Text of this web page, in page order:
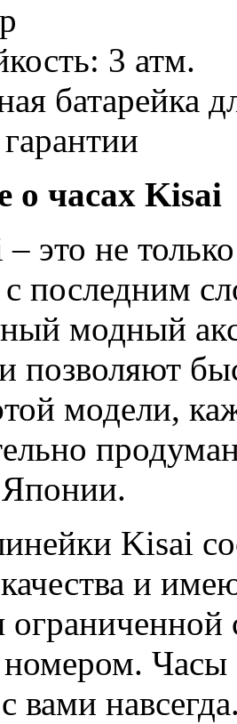
3 атм.
батарейка
о часах Kisai
это не
с последним
модный
позволяют
модели,
Kisai
качества и
Часы
вами